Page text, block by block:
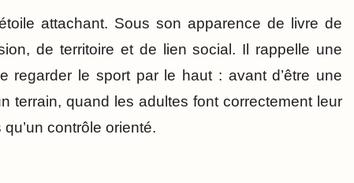
attachant. Sous son apparence de livre de
de territoire et de lien social. Il rappelle une
regarder le sport par le haut : avant d’être une
terrain, quand les adultes font correctement leur
contrôle orienté.